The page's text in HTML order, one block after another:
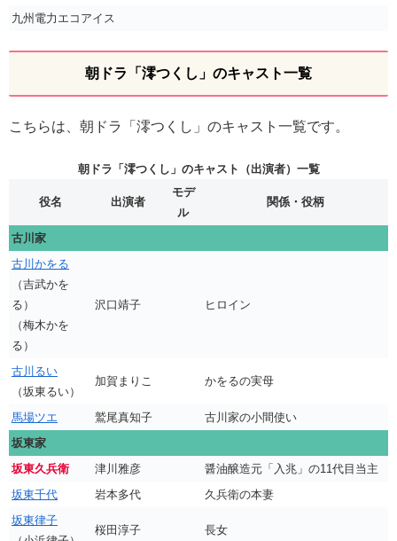
九州電力エコアイス
朝ドラ「澪つくし」のキャスト一覧
こちらは、朝ドラ「澪つくし」のキャスト一覧です。
朝ドラ「澪つくし」のキャスト（出演者）一覧
役名 出演者
モデ
ル
関係・役柄
古川家
古川かをる
（吉武かを
る）
（梅木かを
る）
沢口靖子 ヒロイン
古川るい
（坂東るい）
加賀まりこ かをるの実母
馬場ツエ 鷲尾真知子
古川家の小間使い
坂東家
坂東久兵衛
津川雅彦
醤油醸造元「入兆」の11代目当主
坂東千代
岩本多代
久兵衛の本妻
坂東律子
桜田淳子 長女